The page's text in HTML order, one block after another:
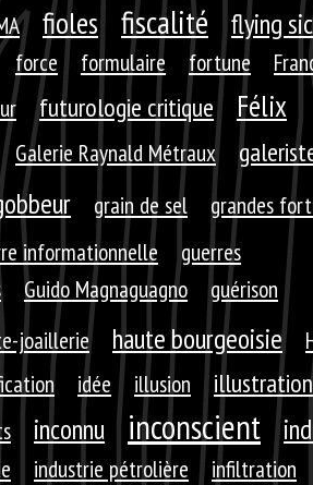
fioles fiscalité flying
force formulaire fortune
futurologie critique
Félix
Galerie Raynald Métraux
grain de sel
grandes
informationnelle
guerres
Guido Magnaguagno
guérison
joaillerie haute bourgeoisie
idée illusion illustration
inconnu inconscient
industrie pétrolière infiltration